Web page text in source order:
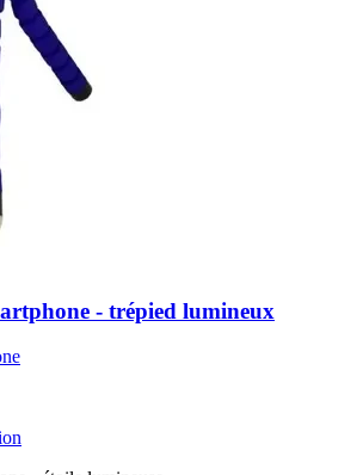
- trépied lumineux